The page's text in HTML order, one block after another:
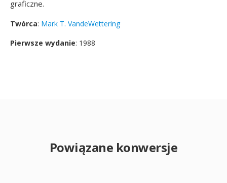
graficzne.
Twórca: Mark T. VandeWettering
Pierwsze wydanie: 1988
Powiązane konwersje